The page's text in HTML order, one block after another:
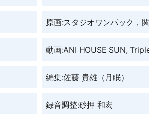
原画:スタジオワンパック，
動画:ANI HOUSE SUN,
編集:佐藤 貴雄（月眠）
録音調整:砂押 和宏